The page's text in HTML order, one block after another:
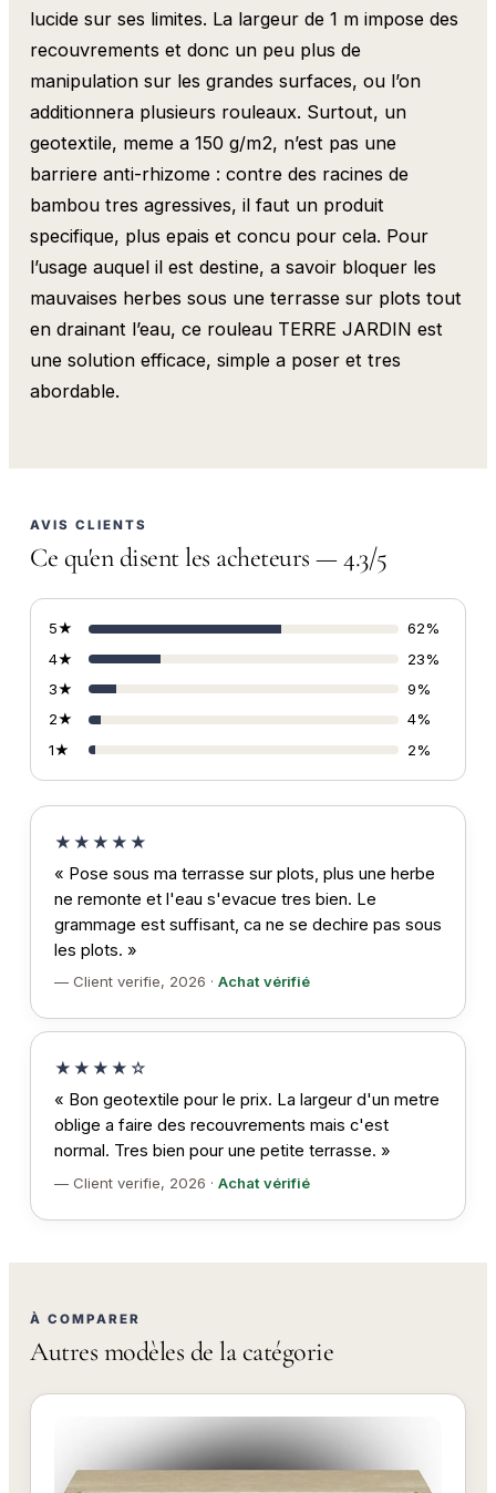
lucide sur ses limites. La largeur de 1 m impose des
recouvrements et donc un peu plus de
manipulation sur les grandes surfaces, ou l’on
additionnera plusieurs rouleaux. Surtout, un
geotextile, meme a 150 g/m2, n’est pas une
barriere anti-rhizome : contre des racines de
bambou tres agressives, il faut un produit
specifique, plus epais et concu pour cela. Pour
l’usage auquel il est destine, a savoir bloquer les
mauvaises herbes sous une terrasse sur plots tout
en drainant l’eau, ce rouleau TERRE JARDIN est
une solution efficace, simple a poser et tres
abordable.
AVIS CLIENTS
Ce qu'en disent les acheteurs — 4.3/5
5★
62%
4★
23%
3★
9%
2★
4%
1★
2%
★★★★★
« Pose sous ma terrasse sur plots, plus une herbe
ne remonte et l'eau s'evacue tres bien. Le
grammage est suffisant, ca ne se dechire pas sous
les plots. »
— Client verifie, 2026 · Achat vérifié
★★★★☆
« Bon geotextile pour le prix. La largeur d'un metre
oblige a faire des recouvrements mais c'est
normal. Tres bien pour une petite terrasse. »
— Client verifie, 2026 · Achat vérifié
À COMPARER
Autres modèles de la catégorie